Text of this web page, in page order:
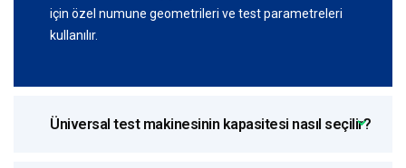
için özel numune geometrileri ve test parametreleri
kullanılır.
Üniversal test makinesinin kapasitesi nasıl seçilir?